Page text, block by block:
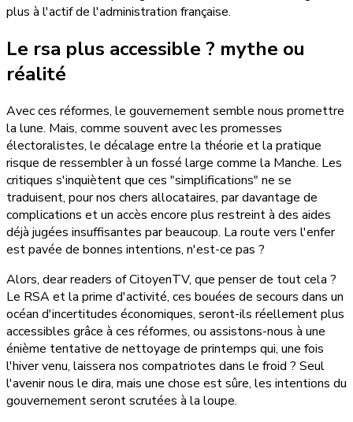
plus à l'actif de l'administration française.
Le rsa plus accessible ? mythe ou
réalité
Avec ces réformes, le gouvernement semble nous promettre
la lune. Mais, comme souvent avec les promesses
électoralistes, le décalage entre la théorie et la pratique
risque de ressembler à un fossé large comme la Manche. Les
critiques s'inquiètent que ces "simplifications" ne se
traduisent, pour nos chers allocataires, par davantage de
complications et un accès encore plus restreint à des aides
déjà jugées insuffisantes par beaucoup. La route vers l'enfer
est pavée de bonnes intentions, n'est-ce pas ?
Alors, dear readers of CitoyenTV, que penser de tout cela ?
Le RSA et la prime d'activité, ces bouées de secours dans un
océan d'incertitudes économiques, seront-ils réellement plus
accessibles grâce à ces réformes, ou assistons-nous à une
énième tentative de nettoyage de printemps qui, une fois
l'hiver venu, laissera nos compatriotes dans le froid ? Seul
l'avenir nous le dira, mais une chose est sûre, les intentions du
gouvernement seront scrutées à la loupe.